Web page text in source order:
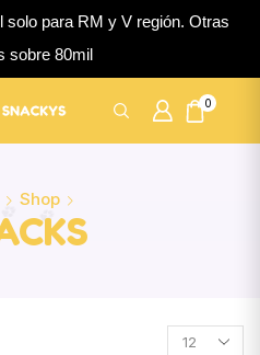
para RM y V región. Otras
sobre 80mil
0
Shop